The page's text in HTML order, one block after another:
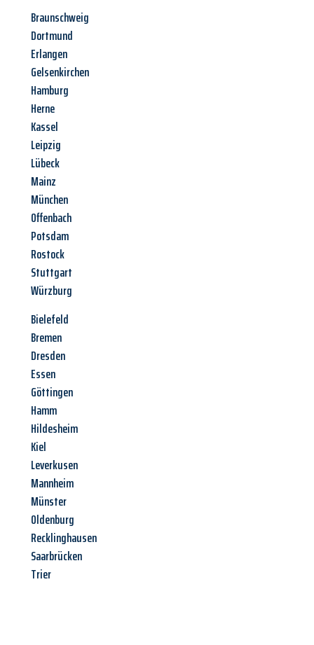
Braunschweig
Dortmund
Erlangen
Gelsenkirchen
Hamburg
Herne
Kassel
Leipzig
Lübeck
Mainz
München
Offenbach
Potsdam
Rostock
Stuttgart
Würzburg
Bielefeld
Bremen
Dresden
Essen
Göttingen
Hamm
Hildesheim
Kiel
Leverkusen
Mannheim
Münster
Oldenburg
Recklinghausen
Saarbrücken
Trier